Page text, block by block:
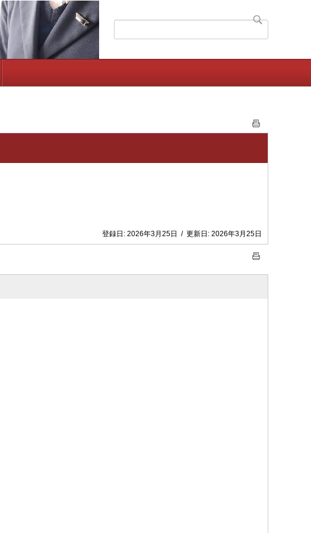
登録日: 2026年3月25日 / 更新日: 2026年3月25日